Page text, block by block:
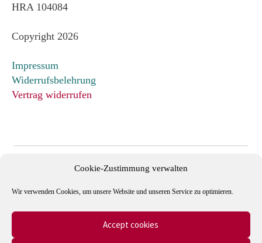
Cookie-Zustimmung verwalten
Wir verwenden Cookies, um unsere Website und unseren Service zu optimieren.
Accept cookies
HRA 104084
Copyright 2026
Impressum
Widerrufsbelehrung
Vertrag widerrufen